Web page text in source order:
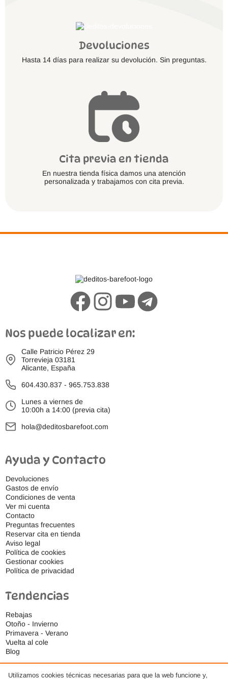
Devoluciones
Hasta 14 días para realizar su devolución. Sin preguntas.
Cita previa en tienda
En nuestra tienda física damos una atención
personalizada y trabajamos con cita previa.
Nos puede localizar en:
Calle Patricio Pérez 29
Torrevieja 03181
Alicante, España
604.430.837 - 965.753.838
Lunes a viernes de
10:00h a 14:00 (previa cita)
hola@deditosbarefoot.com
Ayuda y Contacto
Devoluciones
Gastos de envío
Condiciones de venta
Ver mi cuenta
Contacto
Preguntas frecuentes
Reservar cita en tienda
Aviso legal
Política de cookies
Gestionar cookies
Política de privacidad
Tendencias
Rebajas
Otoño - Invierno
Primavera - Verano
Vuelta al cole
Blog
Utilizamos cookies técnicas necesarias para que la web funcione y,